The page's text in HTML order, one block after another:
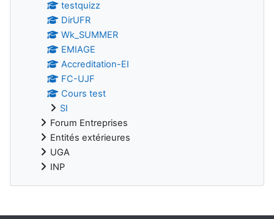
testquizz
DirUFR
Wk_SUMMER
EMIAGE
Accreditation-EI
FC-UJF
Cours test
SI
Forum Entreprises
Entités extérieures
UGA
INP
Blocs supplémentaires